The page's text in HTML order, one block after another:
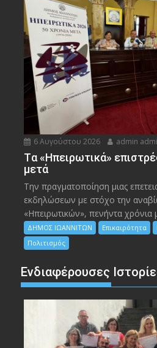
6 Αυγούστου 2026 admin
Tα «Ηπειρωτικά»
μετά
Την πραγματοποίηση μιας
εκδηλώσεων με στόχο την
«Ηπειρωτικών», πενήντα χρόνια
ΔΗΜΟΣ ΙΩΑΝΝΙΤΩΝ Επικαιρότητα
Πολιτισμός
Ενδιαφέρουσες